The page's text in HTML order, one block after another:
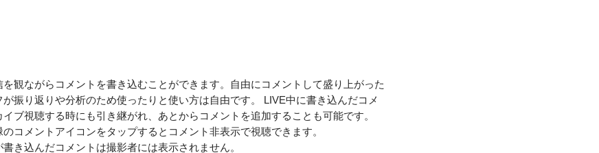
観ながらコメントを書き込むことができます。自由にコメントして盛り上がった
が振り返りや分析のため使ったりと使い方は自由です。 LIVE中に書き込んだコメ
ブ視聴する時にも引き継がれ、あとからコメントを追加することも可能です。
コメントアイコンをタップするとコメント非表示で視聴できます。
き込んだコメントは撮影者には表示されません。